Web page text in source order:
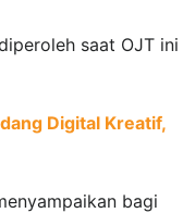
saat OJT ini
Digital Kreatif,
bagi